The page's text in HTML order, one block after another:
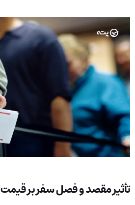
تأثیر مقصد و فصل سفر بر قیمت